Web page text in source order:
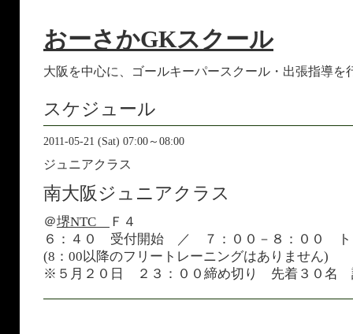
おーさかGKスクール
大阪を中心に、ゴールキーパースクール・出張指導を
スケジュール
2011-05-21 (Sat) 07:00～08:00
ジュニアクラス
南大阪ジュニアクラス
＠堺NTC
Ｆ４
６：４０ 受付開始 ／ ７：００－８：００
(8：00以降のフリートレーニングはありません)
※５月２０日 ２３：００締め切り 先着３０名